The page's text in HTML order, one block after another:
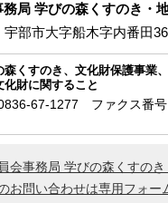
局 学びの森くすのき・
部市大字船木字内番田
森くすのき、文化財保護事業
化財に関すること
67-1277 ファクス番
会事務局 学びの森くすの
お問い合わせは専用フォー